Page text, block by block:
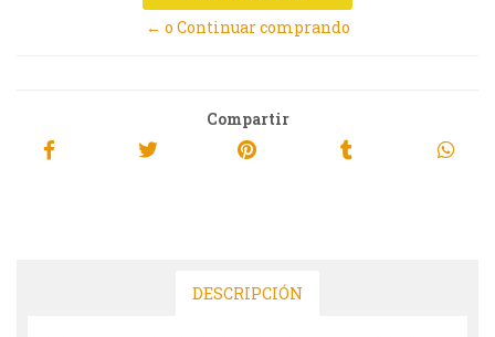
← o Continuar comprando
Compartir
DESCRIPCIÓN